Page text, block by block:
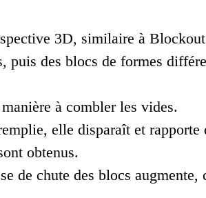
3D, similaire à
des blocs de formes
à combler les vides.
elle disparaît et
obtenus.
de chute des blocs